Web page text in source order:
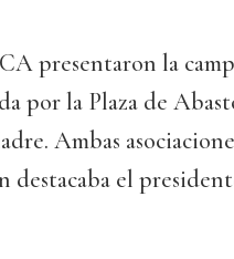
presentaron la
por la Plaza de
Ambas
destacaba el